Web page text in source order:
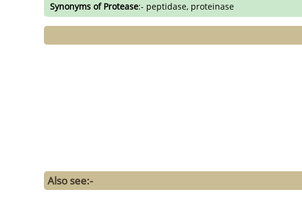
Synonyms of Protease:- peptidase, proteinase
Also see:-